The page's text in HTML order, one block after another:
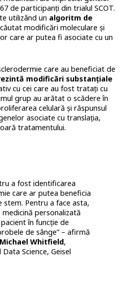
de participanți din trialul SCOT.
utilizând un algoritm de
modificări moleculare și
care ar putea fi asociate cu un
care au beneficiat de
modificări substanțiale
cu cei care au fost tratați cu
grup au arătat o scădere în
celulară și răspunsul
asociate cu translația,
tratamentului.
a fost identificarea
care ar putea beneficia
stem. Pentru a face asta,
personalizată
în funcție de
de sânge” – afirmă
Michael Whitfield,
Science, Geisel